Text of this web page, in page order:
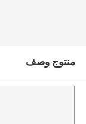
منتوج وصف